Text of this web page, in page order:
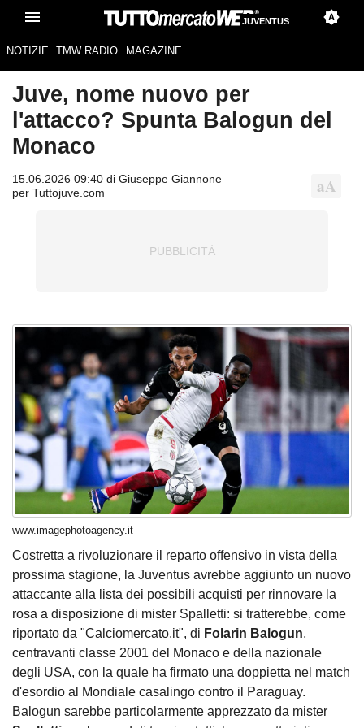
JUVENTUS
NOTIZIE TMW RADIO MAGAZINE
Juve, nome nuovo per
l'attacco? Spunta Balogun del
Monaco
15.06.2026 09:40 di Giuseppe Giannone
per Tuttojuve.com
www.imagephotoagency.it
Costretta a rivoluzionare il reparto offensivo in vista della
prossima stagione, la Juventus avrebbe aggiunto un nuovo
attaccante alla lista dei possibili acquisti per rinnovare la
rosa a disposizione di mister Spalletti: si tratterebbe, come
riportato da "Calciomercato.it", di Folarin Balogun,
centravanti classe 2001 del Monaco e della nazionale
degli USA, con la quale ha firmato una doppietta nel match
d'esordio al Mondiale casalingo contro il Paraguay.
Balogun sarebbe particolarmente apprezzato da mister